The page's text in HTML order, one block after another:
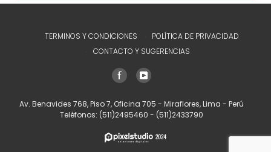
TERMINOS Y CONDICIONES
POLÍTICA DE PRIVACIDAD
CONTACTO Y SUGERENCIAS
Av. Benavides 768, Piso 7, Oficina 705 - Miraflores, Lima - Perú
Teléfonos: (511)2495460 - (511)2433790